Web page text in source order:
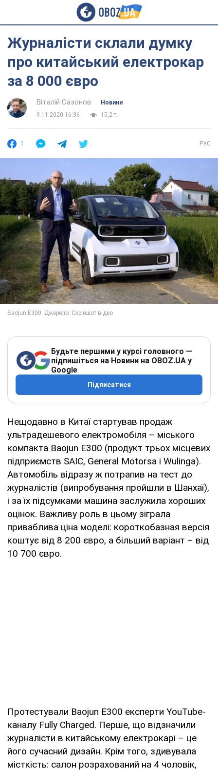
Журналісти склали думку
про китайський електрокар
за 8 000 євро
Віталій Сазонов
Новини
9.11.2020 16:36
15,2 т.
1 РУС
Будьте першими у курсі головного —
підпишіться на Новини на OBOZ.UA у
Google
Підписатися
Нещодавно в Китаї стартував продаж
ультрадешевого електромобіля – міського
компакта Baojun E300 (продукт трьох місцевих
підприємств SAIC, General Motorsa i Wulinga).
Автомобіль відразу ж потрапив на тест до
журналістів (випробування пройшли в Шанхаї),
і за їх підсумками машина заслужила хороших
оцінок. Важливу роль в цьому зіграла
приваблива ціна моделі: короткобазная версія
коштує від 8 200 євро, а більший варіант – від
10 700 євро.
Протестували Baojun E300 експерти YouTube-
каналу Fully Charged. Перше, що відзначили
журналісти в китайському електрокарі – це
його сучасний дизайн. Крім того, здивувала
місткість: салон розрахований на 4 чоловік,